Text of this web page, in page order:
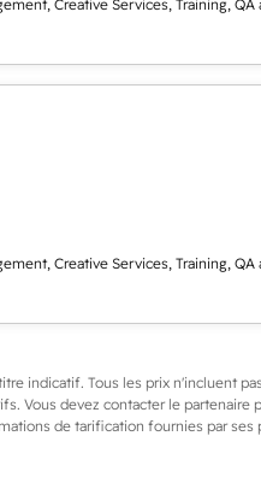
Creative Services, Training, QA
Creative Services, Training, QA
indicatif. Tous les prix n'incluent
Vous devez contacter le partenaire
de tarification fournies par ses